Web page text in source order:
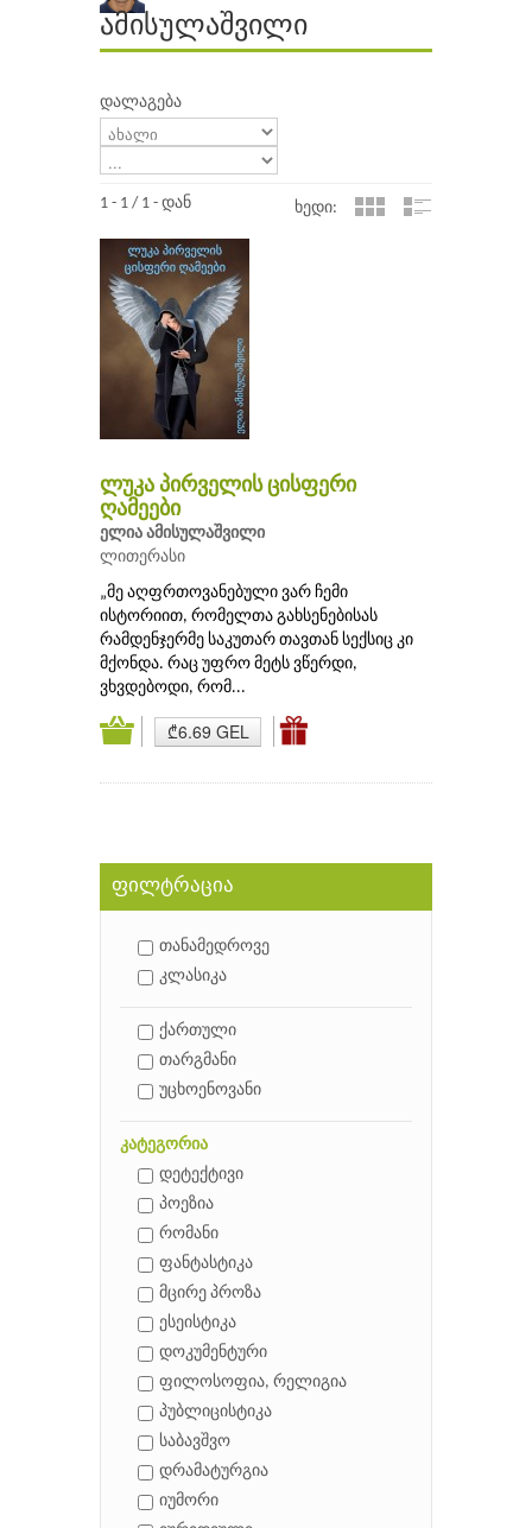
გამომცემლობები
ამისულაშვილი
დალაგება
1 - 1 / 1 - დან ხედი:
ლუკა პირველის ცისფერი
ღამეები
ელია ამისულაშვილი
ლითერასი
„მე აღფრთოვანებული ვარ ჩემი
ისტორიით, რომელთა გახსენებისას
რამდენჯერმე საკუთარ თავთან სექსიც კი
მქონდა. რაც უფრო მეტს ვწერდი,
ვხვდებოდი, რომ...
₾6.69 GEL
ფილტრაცია
თანამედროვე
კლასიკა
ქართული
თარგმანი
უცხოენოვანი
კატეგორია
დეტექტივი
პოეზია
რომანი
ფანტასტიკა
მცირე პროზა
ესეისტიკა
დოკუმენტური
ფილოსოფია, რელიგია
პუბლიცისტიკა
საბავშვო
დრამატურგია
იუმორი